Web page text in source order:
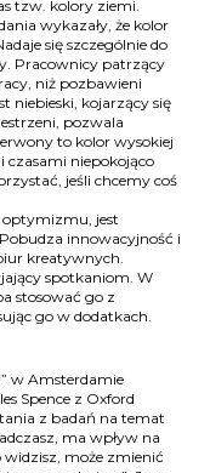
tzw. kolory ziemi.
wykazały, że kolor
się szczególnie do
Pracownicy patrzący
niż pozbawieni
niebieski, kojarzący się
pozwala
to kolor wysokiej
czasami niepokojąco
jeśli chcemy coś
optymizmu, jest
innowacyjność i
kreatywnych.
spotkaniom. W
stosować go z
go w dodatkach.
w Amsterdamie
Spence z Oxford
z badań na temat
ma wpływ na
widzisz, może zmienić